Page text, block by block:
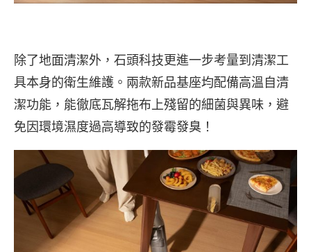
除了地面清潔外，石頭科技更進一步考量到清潔工
具本身的衛生維護。兩款新品基座均配備高溫自清
潔功能，能徹底瓦解拖布上殘留的細菌與異味，避
免因環境濕度過高導致的發霉發臭！